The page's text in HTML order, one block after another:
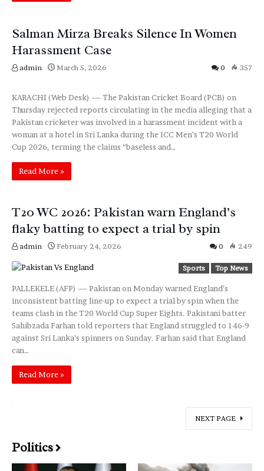
Salman Mirza Breaks Silence In Women
Harassment Case
admin March 5, 2026 0
357
KARACHI (Web Desk) — The Pakistan Cricket Board (PCB) on
Thursday rejected reports circulating in the media alleging that a
Pakistan cricketer was involved in a harassment incident with a
woman at a hotel in Sri Lanka during the ICC Men’s T20 World
Cup 2026, terming the claims “baseless and…
Read More »
T20 WC 2026: Pakistan warn England’s
flaky batting to expect a trial by spin
admin February 24, 2026 0 249
Sports Top News
PALLEKELE (AFP) — Pakistan on Monday warned England’s
inconsistent batting line-up to expect a trial by spin when the
teams clash in the T20 World Cup Super Eights. Pakistani batter
Sahibzada Farhan told reporters that England struggled to 146-9
against Sri Lanka’s spinners on Sunday. Farhan said that England
can…
Read More »
NEXT PAGE
Politics